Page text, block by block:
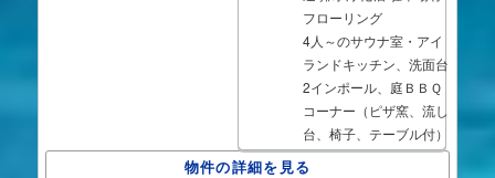
フローリング
4人～のサウナ室・アイ
ランドキッチン、洗面台
2インポール、庭ＢＢＱ
コーナー（ピザ窯、流し
台、椅子、テーブル付）
物件の詳細を見る